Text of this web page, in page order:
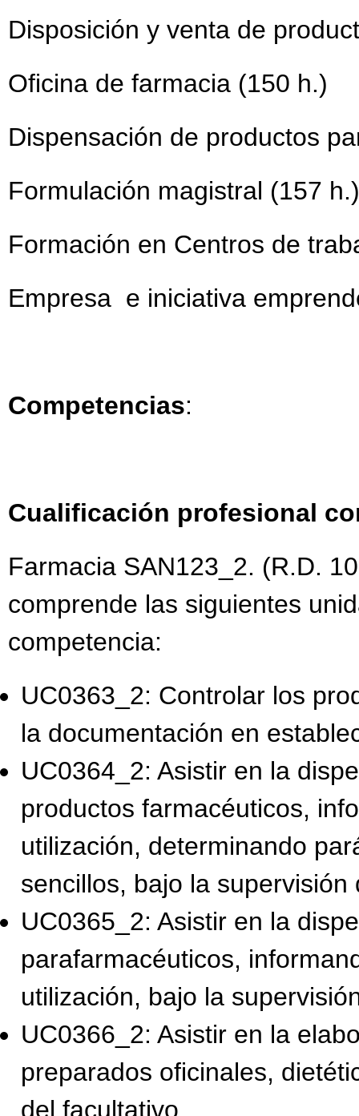
Disposición y venta de
Oficina de farmacia (150 h.)
Dispensación de productos
Formulación magistral (157 h.)
Formación en Centros de
Empresa e iniciativa
Competencias:
Cualificación profesional
Farmacia SAN123_2. (R.D.
comprende las siguientes
competencia:
UC0363_2: Controlar los
la documentación en
UC0364_2: Asistir en la
productos farmacéuticos,
utilización, determinando
sencillos, bajo la supervisión
UC0365_2: Asistir en la
parafarmacéuticos,
utilización, bajo la
UC0366_2: Asistir en la
preparados oficinales,
del facultativo.